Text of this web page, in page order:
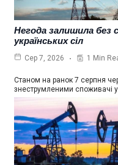
Негода залишила без
українських сіл
Сер 7, 2026 1 Min
Станом на ранок 7 серпня
знеструмленими споживачі